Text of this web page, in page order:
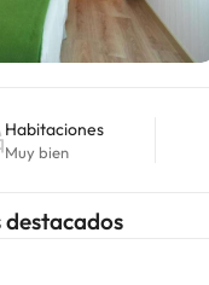
Habitaciones
Muy bien